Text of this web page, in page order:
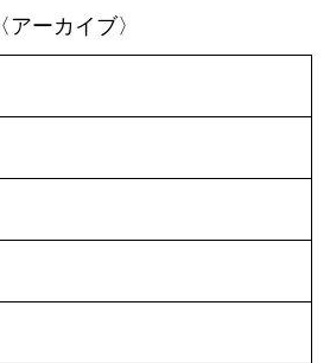
〈アーカイブ〉